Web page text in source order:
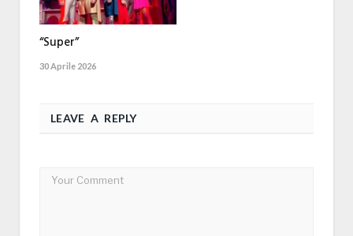
“Super”
30 Aprile 2026
LEAVE A REPLY